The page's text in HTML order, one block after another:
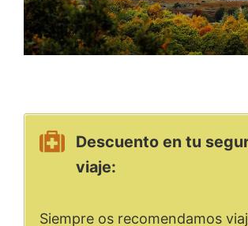
Descuento en tu
viaje:
Siempre os recomendamos